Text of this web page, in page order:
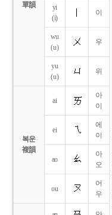
單韻
yi
(i)
이
wu
(u)
우
yu
(u)
위
복운
複韻
ai
아
이
ei
에
이
ao
아
오
ou
어
우